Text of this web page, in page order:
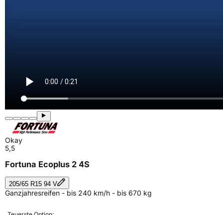
Okay
5,5
Fortuna Ecoplus 2 4S
205/65 R15 94 V
Ganzjahresreifen - bis 240 km/h - bis 670 kg